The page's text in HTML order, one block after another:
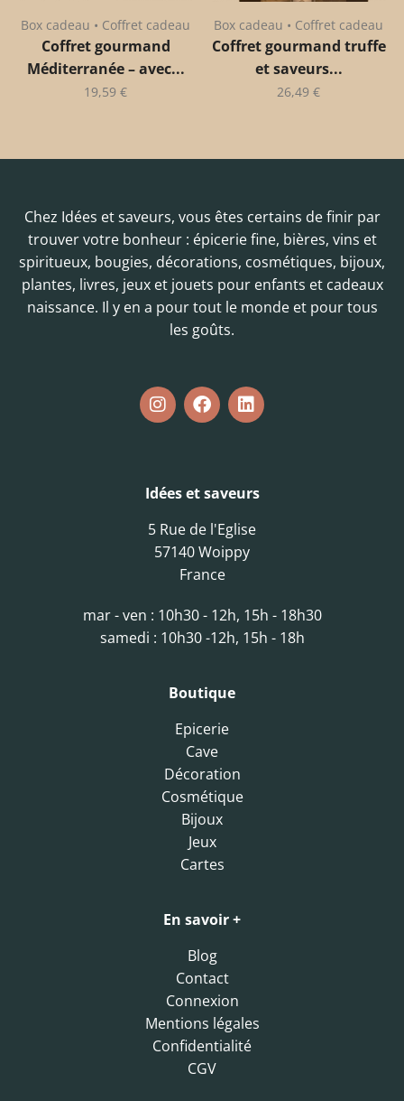
Box cadeau • Coffret cadeau
Coffret gourmand
Méditerranée – avec...
19,59 €
Box cadeau • Coffret cadeau
Coffret gourmand truffe
et saveurs...
26,49 €
Chez Idées et saveurs, vous êtes certains de finir par
trouver votre bonheur : épicerie fine, bières, vins et
spiritueux, bougies, décorations, cosmétiques, bijoux,
plantes, livres, jeux et jouets pour enfants et cadeaux
naissance. Il y en a pour tout le monde et pour tous
les goûts.
Idées et saveurs
5 Rue de l'Eglise
57140 Woippy
France
mar - ven : 10h30 - 12h, 15h - 18h30
samedi : 10h30 -12h, 15h - 18h
Boutique
Epicerie
Cave
Décoration
Cosmétique
Bijoux
Jeux
Cartes
En savoir +
Blog
Contact
Connexion
Mentions légales
Confidentialité
CGV